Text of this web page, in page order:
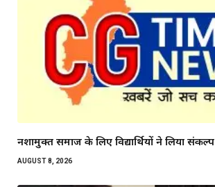
नशामुक्त समाज के लिए विद्यार्थियों ने लिया संकल्प
AUGUST 8, 2026